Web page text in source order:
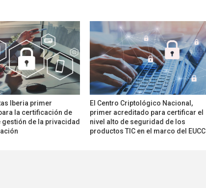
Iberia primer
la certificación de
de la privacidad
El Centro Criptológico Nacional,
primer acreditado para certificar el
nivel alto de seguridad de los
productos TIC en el marco del EUCC